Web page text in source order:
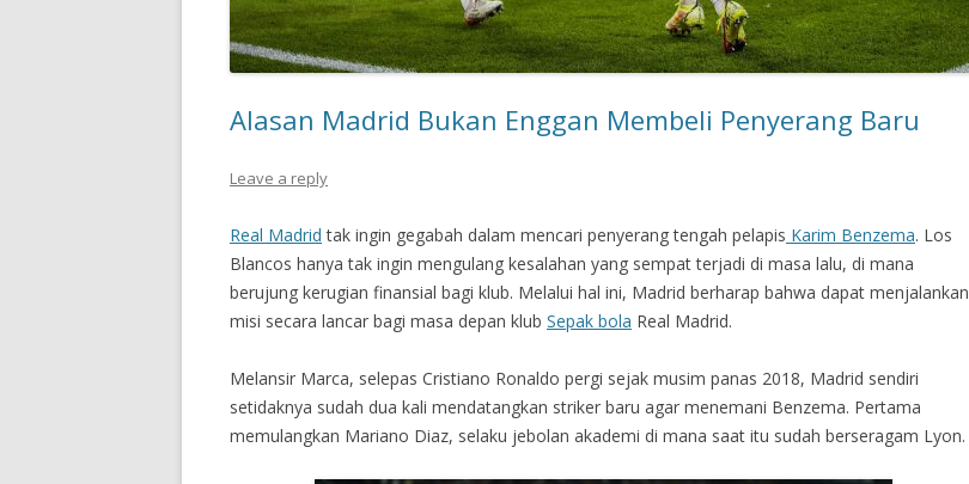
Alasan Madrid Bukan Enggan Membeli Penyerang Baru
Leave a reply
Real Madrid tak ingin gegabah dalam mencari penyerang tengah pelapis Karim Benzema. Los
Blancos hanya tak ingin mengulang kesalahan yang sempat terjadi di masa lalu, di mana
berujung kerugian finansial bagi klub. Melalui hal ini, Madrid berharap bahwa dapat menjalankan
misi secara lancar bagi masa depan klub Sepak bola Real Madrid.
Melansir Marca, selepas Cristiano Ronaldo pergi sejak musim panas 2018, Madrid sendiri
setidaknya sudah dua kali mendatangkan striker baru agar menemani Benzema. Pertama
memulangkan Mariano Diaz, selaku jebolan akademi di mana saat itu sudah berseragam Lyon.